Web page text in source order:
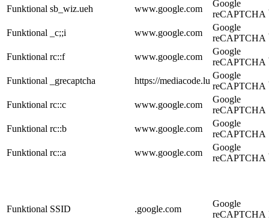
Funktional sb_wiz.ueh www.google.com
Google
reCAPTCHA
Funktional _c;;i www.google.com
Google
reCAPTCHA
Funktional rc::f www.google.com
Google
reCAPTCHA
Funktional _grecaptcha https://mediacode.lu
Google
reCAPTCHA
Funktional rc::c www.google.com
Google
reCAPTCHA
Funktional rc::b www.google.com
Google
reCAPTCHA
Funktional rc::a www.google.com
Google
reCAPTCHA
Funktional SSID .google.com
Google
reCAPTCHA